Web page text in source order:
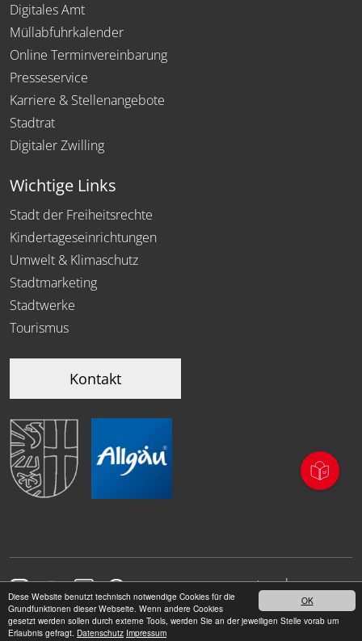
OK
Diese Website benutzt technisch notwendige Cookies für die
Grundfunktionen dieser Webseite. Wenn andere Cookies
gesetzt werden sollen durch externe Tools, werden Sie an der jeweiligen Stelle vorab um
Erlaubnis gefragt. Datenschutz Impressum
Digitales Amt
Müllabfuhrkalender
Online Terminvereinbarung
Presseservice
Karriere & Stellenangebote
Stadtrat
Digitaler Zwilling
Wichtige Links
Stadt der Freiheitsrechte
Kindertageseinrichtungen
Umwelt & Klimaschutz
Stadtmarketing
Stadtwerke
Tourismus
Kontakt
Datenschutz|Impressum